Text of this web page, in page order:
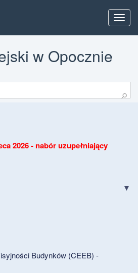
Menu
w Opocznie
⚲
2026 - nabór uzupełniający
Budynków (CEEB) -